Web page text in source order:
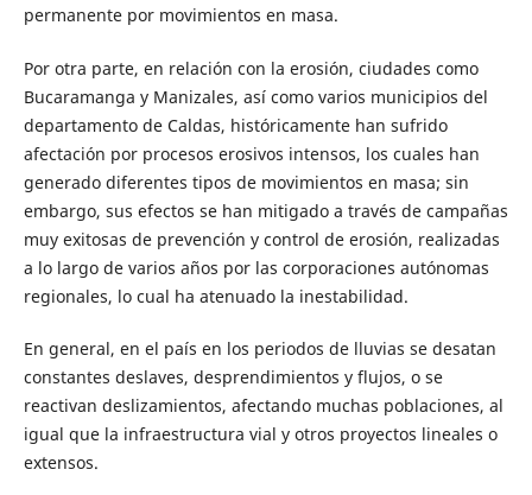
permanente por movimientos en masa.
Por otra parte, en relación con la erosión, ciudades como
Bucaramanga y Manizales, así como varios municipios del
departamento de Caldas, históricamente han sufrido
afectación por procesos erosivos intensos, los cuales han
generado diferentes tipos de movimientos en masa; sin
embargo, sus efectos se han mitigado a través de campañas
muy exitosas de prevención y control de erosión, realizadas
a lo largo de varios años por las corporaciones autónomas
regionales, lo cual ha atenuado la inestabilidad.
En general, en el país en los periodos de lluvias se desatan
constantes deslaves, desprendimientos y flujos, o se
reactivan deslizamientos, afectando muchas poblaciones, al
igual que la infraestructura vial y otros proyectos lineales o
extensos.